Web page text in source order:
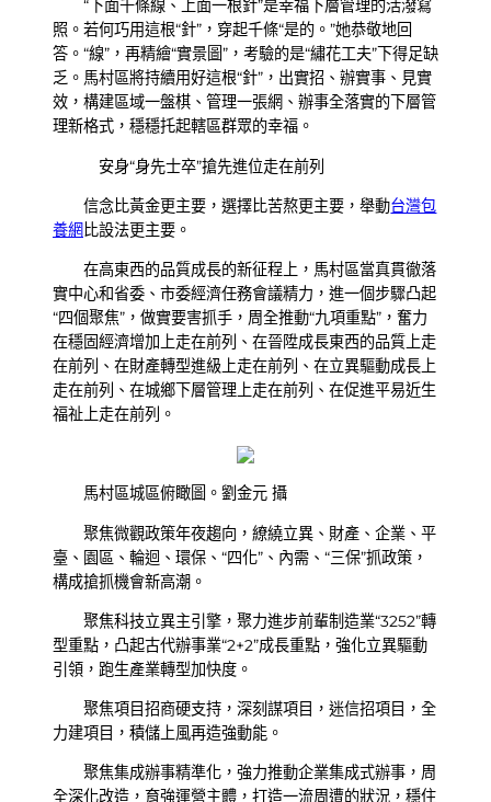
“下面千條線、上面一根針”是幸福下層管理的活潑寫
照。若何巧用這根“針”，穿起千條“是的。”她恭敬地回
答。“線”，再精繪“實景圖”，考驗的是“繡花工夫”下得足缺
乏。馬村區將持續用好這根“針”，出實招、辦實事、見實
效，構建區域一盤棋、管理一張網、辦事全落實的下層管
理新格式，穩穩托起轄區群眾的幸福。
安身“身先士卒”搶先進位走在前列
信念比黃金更主要，選擇比苦熬更主要，舉動台灣包
養網比設法更主要。
在高東西的品質成長的新征程上，馬村區當真貫徹落
實中心和省委、市委經濟任務會議精力，進一個步驟凸起
“四個聚焦”，做實要害抓手，周全推動“九項重點”，奮力
在穩固經濟增加上走在前列、在晉陞成長東西的品質上走
在前列、在財產轉型進級上走在前列、在立異驅動成長上
走在前列、在城鄉下層管理上走在前列、在促進平易近生
福祉上走在前列。
馬村區城區俯瞰圖。劉金元 攝
聚焦微觀政策年夜趨向，繚繞立異、財產、企業、平
臺、園區、輪迴、環保、“四化”、內需、“三保”抓政策，
構成搶抓機會新高潮。
聚焦科技立異主引擎，聚力進步前輩制造業“3252”轉
型重點，凸起古代辦事業“2+2”成長重點，強化立異驅動
引領，跑生產業轉型加快度。
聚焦項目招商硬支持，深刻謀項目，迷信招項目，全
力建項目，積儲上風再造強動能。
聚焦集成辦事精準化，強力推動企業集成式辦事，周
全深化改造，育強運營主體，打造一流周遭的狀況，穩住